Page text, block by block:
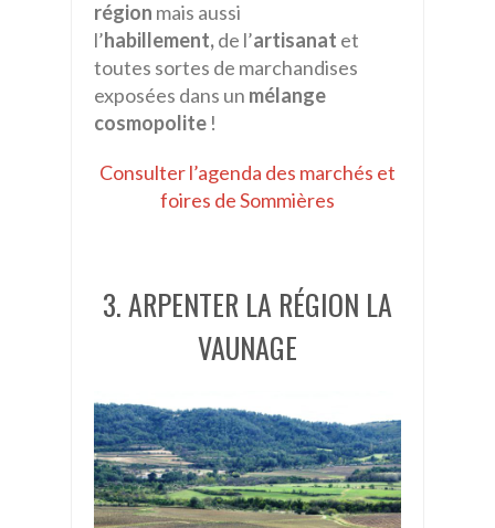
région mais aussi
l’habillement,de l’artisanat et
toutes sortes de marchandises
exposées dans un mélange
cosmopolite !
Consulter l’agenda des marchés et
foires de Sommières
3. ARPENTER LA RÉGION LA
VAUNAGE